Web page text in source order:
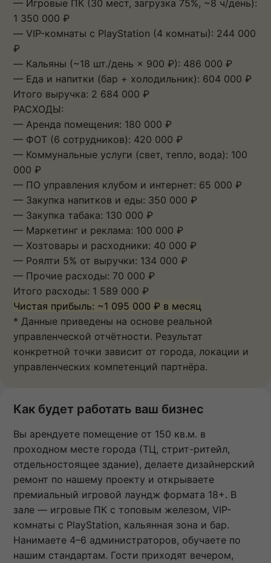
— Игровые ПК (30 мест, загрузка 75%, ~8 ч/день):
1 350 000 ₽
— VIP-комнаты с PlayStation (4 комнаты): 244 000
₽
— Кальяны (~18 шт./день × 900 ₽): 486 000 ₽
— Еда и напитки (бар + холодильник): 604 000 ₽
Итого выручка: 2 684 000 ₽
РАСХОДЫ:
— Аренда помещения: 180 000 ₽
— ФОТ (6 сотрудников): 420 000 ₽
— Коммунальные услуги (свет, тепло, вода): 100
000 ₽
— ПО управления клубом и интернет: 65 000 ₽
— Закупка напитков и еды: 350 000 ₽
— Закупка табака: 130 000 ₽
— Маркетинг и реклама: 100 000 ₽
— Хозтовары и расходники: 40 000 ₽
— Роялти 5% от выручки: 134 000 ₽
— Прочие расходы: 70 000 ₽
Итого расходы: 1 589 000 ₽
Чистая прибыль: ~1 095 000 ₽ в месяц
* Данные приведены на основе реальной
управленческой отчётности. Результат
конкретной точки зависит от города, локации и
управленческих компетенций партнёра.
Как будет работать ваш бизнес
Вы арендуете помещение от 150 кв.м. в
проходном месте города (ТЦ, стрит-ритейл,
отдельностоящее здание), делаете дизайнерский
ремонт по нашему проекту и открываете
премиальный игровой лаундж формата 18+. В
зале — игровые ПК с топовым железом, VIP-
комнаты с PlayStation, кальянная зона и бар.
Нанимаете 4–6 администраторов, обучаете по
нашим стандартам. Гости приходят вечером,